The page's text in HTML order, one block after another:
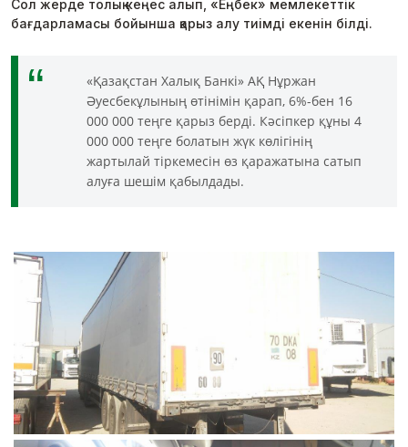
Сол жерде толық кеңес алып, «Еңбек» мемлекеттік
бағдарламасы бойынша қарыз алу тиімді екенін білді.
«Қазақстан Халық Банкі» АҚ Нұржан
Әуесбекұлының өтінімін қарап, 6%-бен 16
000 000 теңге қарыз берді. Кәсіпкер құны 4
000 000 теңге болатын жүк көлігінің
жартылай тіркемесін өз қаражатына сатып
алуға шешім қабылдады.